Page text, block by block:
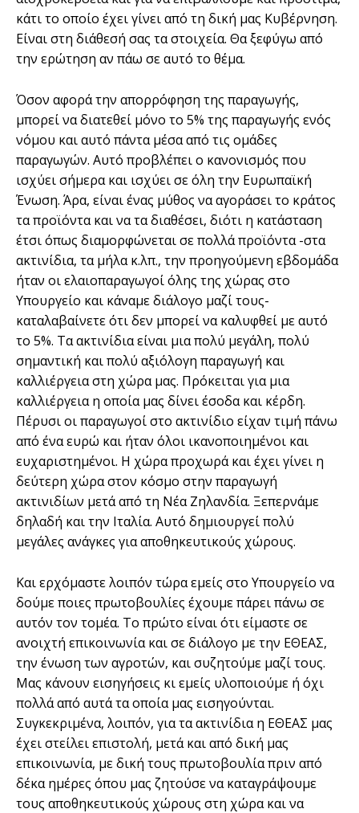
κάτι το οποίο έχει γίνει από τη δική μας Κυβέρνηση.
Είναι στη διάθεσή σας τα στοιχεία. Θα ξεφύγω από
την ερώτηση αν πάω σε αυτό το θέμα.
Όσον αφορά την απορρόφηση της παραγωγής,
μπορεί να διατεθεί μόνο το 5% της παραγωγής ενός
νόμου και αυτό πάντα μέσα από τις ομάδες
παραγωγών. Αυτό προβλέπει ο κανονισμός που
ισχύει σήμερα και ισχύει σε όλη την Ευρωπαϊκή
Ένωση. Άρα, είναι ένας μύθος να αγοράσει το κράτος
τα προϊόντα και να τα διαθέσει, διότι η κατάσταση
έτσι όπως διαμορφώνεται σε πολλά προϊόντα -στα
ακτινίδια, τα μήλα κ.λπ., την προηγούμενη εβδομάδα
ήταν οι ελαιοπαραγωγοί όλης της χώρας στο
Υπουργείο και κάναμε διάλογο μαζί τους-
καταλαβαίνετε ότι δεν μπορεί να καλυφθεί με αυτό
το 5%. Τα ακτινίδια είναι μια πολύ μεγάλη, πολύ
σημαντική και πολύ αξιόλογη παραγωγή και
καλλιέργεια στη χώρα μας. Πρόκειται για μια
καλλιέργεια η οποία μας δίνει έσοδα και κέρδη.
Πέρυσι οι παραγωγοί στο ακτινίδιο είχαν τιμή πάνω
από ένα ευρώ και ήταν όλοι ικανοποιημένοι και
ευχαριστημένοι. Η χώρα προχωρά και έχει γίνει η
δεύτερη χώρα στον κόσμο στην παραγωγή
ακτινιδίων μετά από τη Νέα Ζηλανδία. Ξεπερνάμε
δηλαδή και την Ιταλία. Αυτό δημιουργεί πολύ
μεγάλες ανάγκες για αποθηκευτικούς χώρους.
Και ερχόμαστε λοιπόν τώρα εμείς στο Υπουργείο να
δούμε ποιες πρωτοβουλίες έχουμε πάρει πάνω σε
αυτόν τον τομέα. Το πρώτο είναι ότι είμαστε σε
ανοιχτή επικοινωνία και σε διάλογο με την ΕΘΕΑΣ,
την ένωση των αγροτών, και συζητούμε μαζί τους.
Μας κάνουν εισηγήσεις κι εμείς υλοποιούμε ή όχι
πολλά από αυτά τα οποία μας εισηγούνται.
Συγκεκριμένα, λοιπόν, για τα ακτινίδια η ΕΘΕΑΣ μας
έχει στείλει επιστολή, μετά και από δική μας
επικοινωνία, με δική τους πρωτοβουλία πριν από
δέκα ημέρες όπου μας ζητούσε να καταγράψουμε
τους αποθηκευτικούς χώρους στη χώρα και να